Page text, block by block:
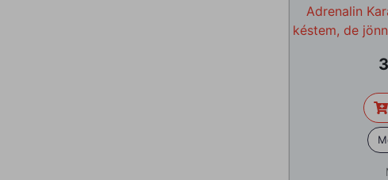
Adrenalin
késtem, de